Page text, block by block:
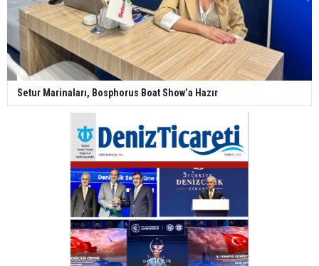
Setur Marinaları, Bosphorus Boat Show’a Hazır